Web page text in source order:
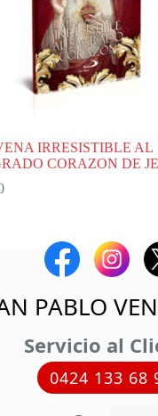
IRRESISTIBLE AL
CORAZON DE
PABLO
Servicio al
0424 133 68